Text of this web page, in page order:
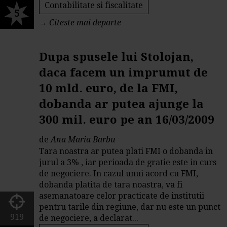
Contabilitate si fiscalitate
→ Citeste mai departe
5
Dupa spusele lui Stolojan,
daca facem un imprumut de
10 mld. euro, de la FMI,
dobanda ar putea ajunge la
300 mil. euro pe an 16/03/2009
deAna Maria Barbu
Tara noastra ar putea plati FMI o dobanda in
jurul a 3% , iar perioada de gratie este in curs
de negociere. In cazul unui acord cu FMI,
dobanda platita de tara noastra, va fi
asemanatoare celor practicate de institutii
pentru tarile din regiune, dar nu este un punct
de negociere, a declarat...
919